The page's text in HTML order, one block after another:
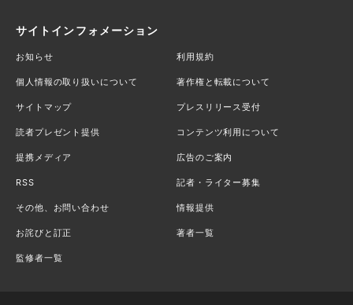
サイトインフォメーション
お知らせ 利用規約
個人情報の取り扱いについて 著作権と転載について
サイトマップ プレスリリース受付
読者プレゼント提供 コンテンツ利用について
提携メディア 広告のご案内
RSS 記者・ライター募集
その他、お問い合わせ 情報提供
お詫びと訂正 著者一覧
監修者一覧